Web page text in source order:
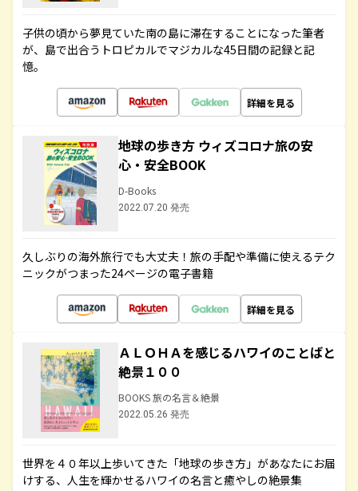
子供の頃から夢見ていた南の島に滞在することになった筆者
が、島で出合うトロピカルでマジカルな45日間の記録と記
憶。
詳細を見る
地球の歩き方 ウィズコロナ旅の安
心・安全BOOK
D-Books
2022.07.20 発売
久しぶりの海外旅行でも大丈夫！旅の手配や準備に使えるテク
ニックがつまった24ページの電子書籍
詳細を見る
ＡＬＯＨＡを感じるハワイのことばと
絶景１００
BOOKS 旅の名言＆絶景
2022.05.26 発売
世界を４０年以上歩いてきた「地球の歩き方」があなたにお届
けする、人生を輝かせるハワイの名言と癒やしの絶景集